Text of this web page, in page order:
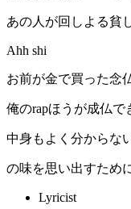
あの人が回しよる貧
Ahh shi
お前が金で買った念
俺のrapほうが成仏で
中身もよく分からな
の味を思い出すため
Lyricist